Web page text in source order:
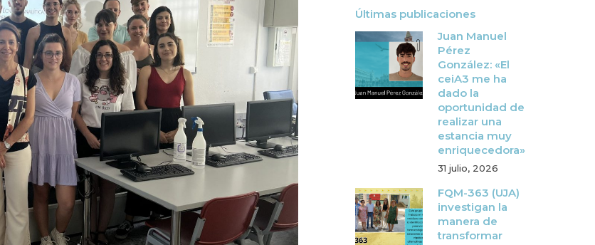
Últimas publicaciones
Juan Manuel
Pérez
González: «El
ceiA3 me ha
dado la
oportunidad de
realizar una
estancia muy
enriquecedora»
31 julio, 2026
FQM-363 (UJA)
investigan la
manera de
transformar